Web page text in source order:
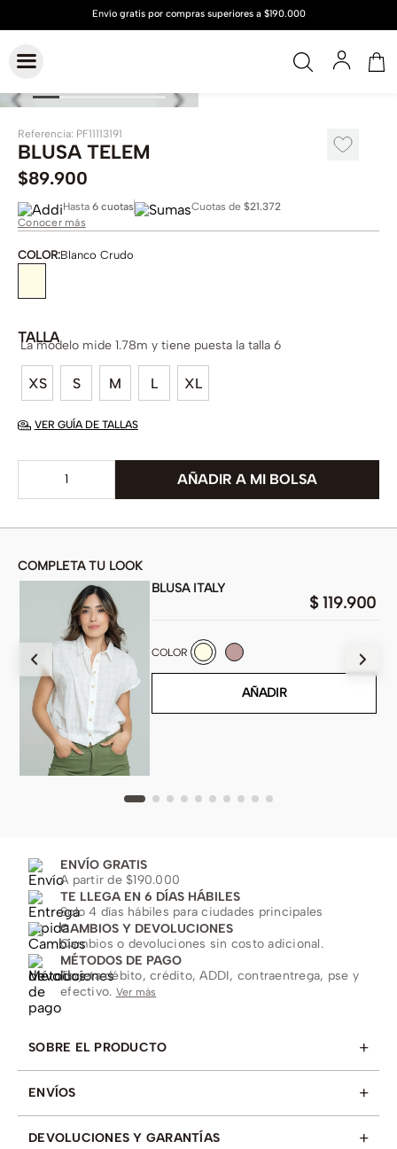
Referencia: PF11113191
BLUSA TELEM
$89.900
Hasta 6 cuotas Cuotas de $21.372
Conocer más
COLOR:Blanco Crudo
TALLA
XS S M L XL
La modelo mide 1.78m y tiene puesta la talla 6
VER GUÍA DE TALLAS
COMPLETA TU LOOK
BLUSA ITALY
$ 119.900
COLOR
AÑADIR
ENVÍO GRATIS
A partir de $190.000
TE LLEGA EN 6 DÍAS HÁBILES
Solo 4 días hábiles para ciudades principales
CAMBIOS Y DEVOLUCIONES
Cambios o devoluciones sin costo adicional.
MÉTODOS DE PAGO
Tarjeta débito, crédito, ADDI, contraentrega, pse y
efectivo. Ver más
SOBRE EL PRODUCTO +
ENVÍOS +
DEVOLUCIONES Y GARANTÍAS +